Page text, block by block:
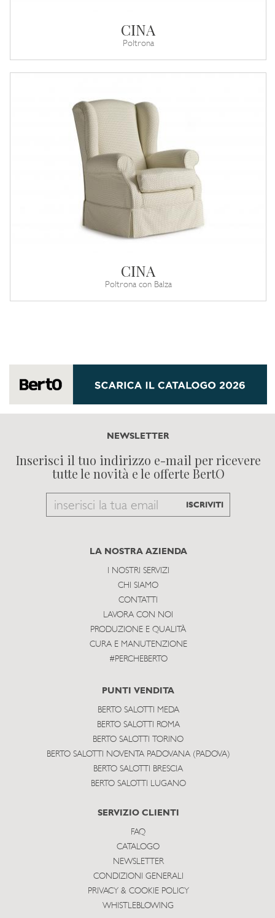
CINA
Poltrona
CINA
Poltrona con Balza
NEWSLETTER
Inserisci il tuo indirizzo e-mail per ricevere
tutte le novità e le offerte BertO
Email
subscribe
ISCRIVITI
LA NOSTRA AZIENDA
I NOSTRI SERVIZI
CHI SIAMO
CONTATTI
LAVORA CON NOI
PRODUZIONE E QUALITÀ
CURA E MANUTENZIONE
#PERCHEBERTO
PUNTI VENDITA
BERTO SALOTTI MEDA
BERTO SALOTTI ROMA
BERTO SALOTTI TORINO
BERTO SALOTTI NOVENTA PADOVANA (PADOVA)
BERTO SALOTTI BRESCIA
BERTO SALOTTI LUGANO
SERVIZIO CLIENTI
FAQ
CATALOGO
NEWSLETTER
CONDIZIONI GENERALI
PRIVACY & COOKIE POLICY
WHISTLEBLOWING